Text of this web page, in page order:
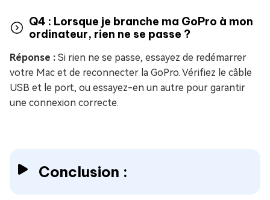
Q4 : Lorsque je branche ma GoPro à mon
ordinateur, rien ne se passe ?
Réponse : Si rien ne se passe, essayez de redémarrer
votre Mac et de reconnecter la GoPro. Vérifiez le câble
USB et le port, ou essayez-en un autre pour garantir
une connexion correcte.
Conclusion :